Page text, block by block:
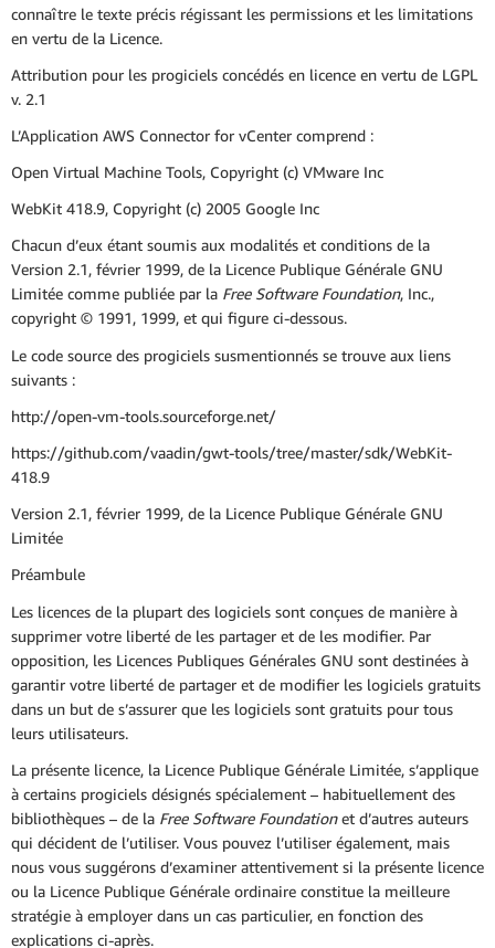
connaître le texte précis régissant les permissions et les limitations
en vertu de la Licence.
Attribution pour les progiciels concédés en licence en vertu de LGPL
v. 2.1
L’Application AWS Connector for vCenter comprend :
Open Virtual Machine Tools, Copyright (c) VMware Inc
WebKit 418.9, Copyright (c) 2005 Google Inc
Chacun d’eux étant soumis aux modalités et conditions de la
Version 2.1, février 1999, de la Licence Publique Générale GNU
Limitée comme publiée par la Free Software Foundation, Inc.,
copyright © 1991, 1999, et qui figure ci-dessous.
Le code source des progiciels susmentionnés se trouve aux liens
suivants :
http://open-vm-tools.sourceforge.net/
https://github.com/vaadin/gwt-tools/tree/master/sdk/WebKit-
418.9
Version 2.1, février 1999, de la Licence Publique Générale GNU
Limitée
Préambule
Les licences de la plupart des logiciels sont conçues de manière à
supprimer votre liberté de les partager et de les modifier. Par
opposition, les Licences Publiques Générales GNU sont destinées à
garantir votre liberté de partager et de modifier les logiciels gratuits
dans un but de s’assurer que les logiciels sont gratuits pour tous
leurs utilisateurs.
La présente licence, la Licence Publique Générale Limitée, s’applique
à certains progiciels désignés spécialement – habituellement des
bibliothèques – de la Free Software Foundationet d’autres auteurs
qui décident de l’utiliser. Vous pouvez l’utiliser également, mais
nous vous suggérons d’examiner attentivement si la présente licence
ou la Licence Publique Générale ordinaire constitue la meilleure
stratégie à employer dans un cas particulier, en fonction des
explications ci-après.